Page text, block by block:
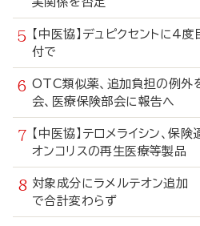
【中医協】デュピクセント
付で
OTC類似薬、追加負担の例
会、医療保険部会に報告へ
【中医協】テロメライシン、
オンコリスの再生医療等製品
対象成分にラメルテオン追
で合計変わらず